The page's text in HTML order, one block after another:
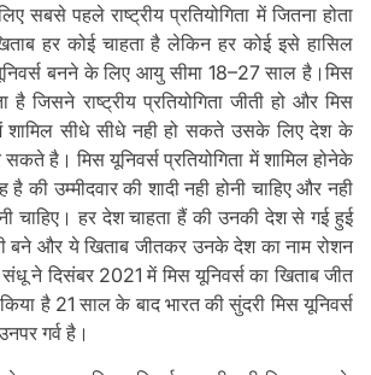
सबसे पहले राष्ट्रीय प्रतियोगिता में जितना होता
हर कोई चाहता है लेकिन हर कोई इसे हासिल
बनने के लिए आयु सीमा 18–27 साल है।मिस
है जिसने राष्ट्रीय प्रतियोगिता जीती हो और मिस
में शामिल सीधे सीधे नही हो सकते उसके लिए देश के
है। मिस यूनिवर्स प्रतियोगिता में शामिल होनेके
की उम्मीदवार की शादी नही होनी चाहिए और नही
चाहिए। हर देश चाहता हैं की उनकी देश से गई हुई
बने और ये खिताब जीतकर उनके देश का नाम रोशन
ने दिसंबर 2021 में मिस यूनिवर्स का खिताब जीत
है 21 साल के बाद भारत की सुंदरी मिस यूनिवर्स
गर्व है।